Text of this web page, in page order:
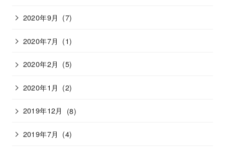
2020年9月 (7)
2020年7月 (1)
2020年2月 (5)
2020年1月 (2)
2019年12月 (8)
2019年7月 (4)